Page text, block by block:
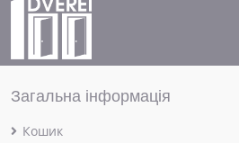
Загальна інформація
Кошик